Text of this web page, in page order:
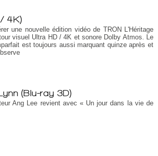
/ 4K)
une nouvelle édition vidéo de TRON L'Héritage
visuel Ultra HD / 4K et sonore Dolby Atmos. Le
est toujours aussi marquant quinze après et
(Blu-ray 3D)
Ang Lee revient avec « Un jour dans la vie de